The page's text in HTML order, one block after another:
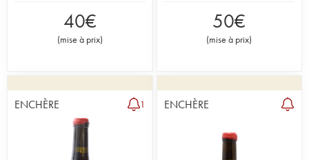
40€
(mise à prix)
50€
(mise à prix)
ENCHÈRE 1 ENCHÈRE